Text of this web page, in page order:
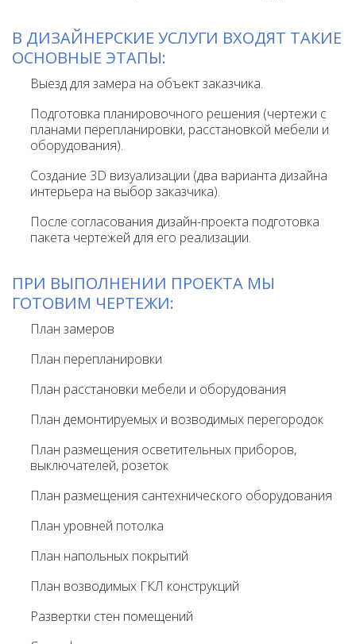
В ДИЗАЙНЕРСКИЕ УСЛУГИ ВХОДЯТ ТАКИЕ
ОСНОВНЫЕ ЭТАПЫ:
Выезд для замера на объект заказчика.
Подготовка планировочного решения (чертежи с
планами перепланировки, расстановкой мебели и
оборудования).
Создание 3D визуализации (два варианта дизайна
интерьера на выбор заказчика).
После согласования дизайн-проекта подготовка
пакета чертежей для его реализации.
ПРИ ВЫПОЛНЕНИИ ПРОЕКТА МЫ
ГОТОВИМ ЧЕРТЕЖИ:
План замеров
План перепланировки
План расстановки мебели и оборудования
План демонтируемых и возводимых перегородок
План размещения осветительных приборов,
выключателей, розеток
План размещения сантехнического оборудования
План уровней потолка
План напольных покрытий
План возводимых ГКЛ конструкций
Развертки стен помещений